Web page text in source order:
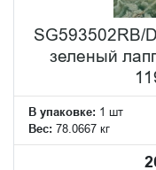
SG593502RB/
зеленый
В упаковке: 1 шт
Вес: 78.0667 кг